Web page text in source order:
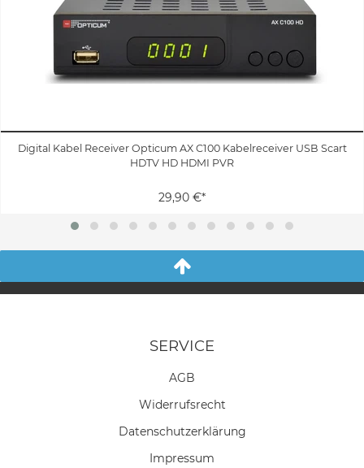
Digital Kabel Receiver Opticum AX C100 Kabelreceiver USB Scart
HDTV HD HDMI PVR
29,90 €*
SERVICE
AGB
Widerrufs­recht
Daten­schutz­erklärung
Impressum